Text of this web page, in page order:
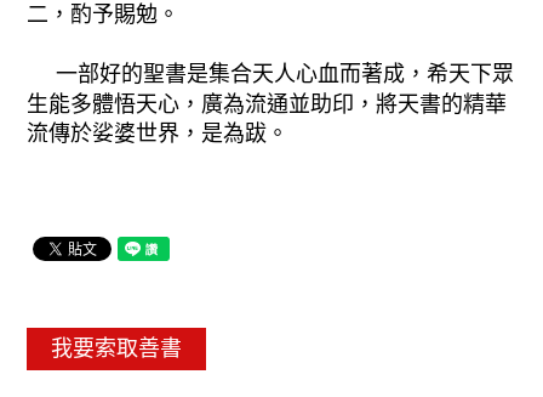
二，酌予賜勉。
一部好的聖書是集合天人心血而著成，希天下眾
生能多體悟天心，廣為流通並助印，將天書的精華
流傳於娑婆世界，是為跋。
我要索取善書